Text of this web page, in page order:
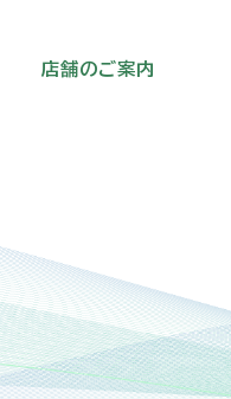
店舗のご案内